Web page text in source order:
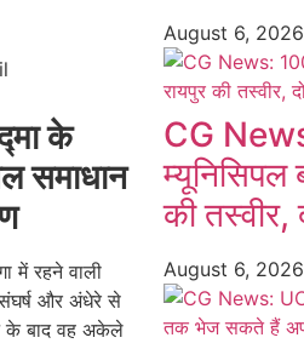
के
समाधान
में रहने वाली
और अंधेरे से
के बाद वह अकेले
August 6,
CG
म्यूनिसिपल
की तस्वीर,
August 6,